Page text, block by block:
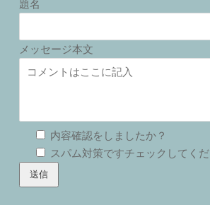
題名
メッセージ本文
内容確認をしましたか？
スパム対策ですチェックしてくだ